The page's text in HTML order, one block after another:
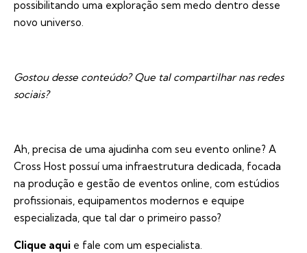
possibilitando uma exploração sem medo dentro desse
novo universo.
Gostou desse conteúdo? Que tal compartilhar nas redes
sociais?
Ah, precisa de uma ajudinha com seu evento online? A
Cross Host possuí uma infraestrutura dedicada, focada
na produção e gestão de eventos online, com estúdios
profissionais, equipamentos modernos e equipe
especializada, que tal dar o primeiro passo?
Clique aqui e fale com um especialista.